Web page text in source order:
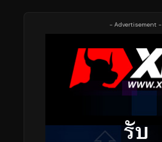
- Advertisement -